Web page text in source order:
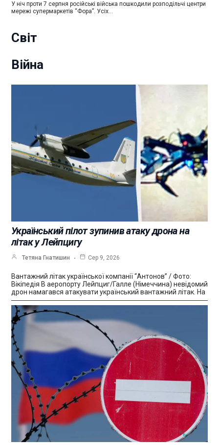
У ніч проти 7 серпня російські війська пошкодили розподільчі центри
мережі супермаркетів “Фора”. Усіх…
Світ
Війна
Український пілот зупинив атаку дрона на
літак у Лейпцигу
Тетяна Гнатишин Сер 9, 2026
Вантажний літак української компанії “Антонов” / Фото:
Вікіпедія В аеропорту Лейпциг/Галле (Німеччина) невідомий
дрон намагався атакувати український вантажний літак. На